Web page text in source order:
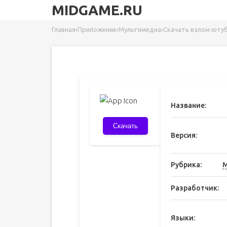
MIDGAME.RU
Главная›Приложение›Мультимедиа›Скачать взлом
Скачать
Название:
Версия:
Рубрика:
Разработчик:
Языки: